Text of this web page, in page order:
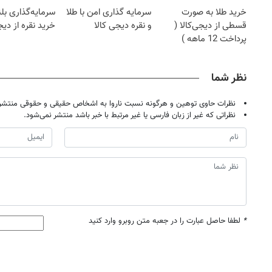
خرید طلا به صورت
قسطی از دیجی‌کالا (
پرداخت 12 ماهه )
سرمایه گذاری امن با طلا
و نقره دیجی کالا
سرمایه‌گذاری
خرید نقره از
نظر شما
نظرات حاوی توهین و هرگونه نسبت ناروا به اشخاص حقیقی و حقوقی
نظراتی که غیر از زبان فارسی یا غیر مرتبط با خبر باشد منتشر نمی‌شود.
* لطفا حاصل عبارت را در جعبه متن روبرو وارد کنید